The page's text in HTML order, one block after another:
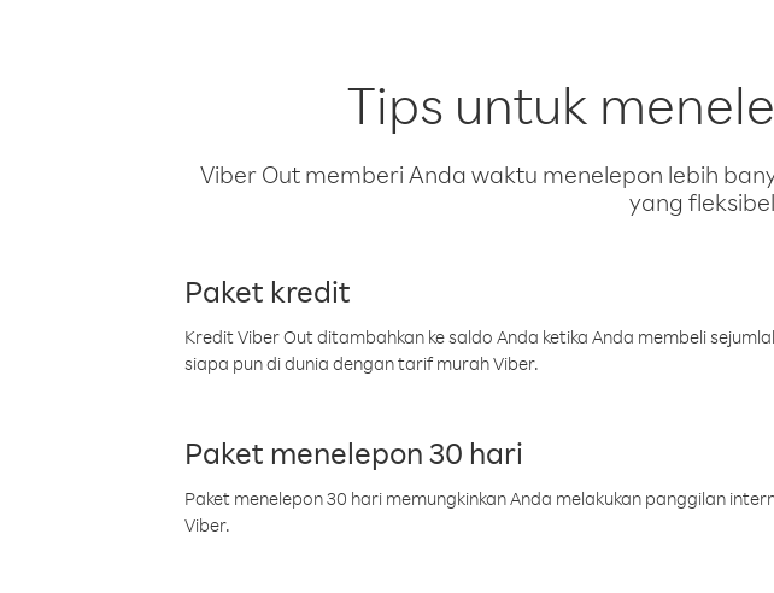
Tips untuk
Viber Out memberi Anda waktu menelepon lebih
yang
Paket kredit
Kredit Viber Out ditambahkan ke saldo Anda ketika Anda membeli
siapa pun di dunia dengan tarif murah Viber.
Paket menelepon 30 hari
Paket menelepon 30 hari memungkinkan Anda melakukan panggilan
Viber.